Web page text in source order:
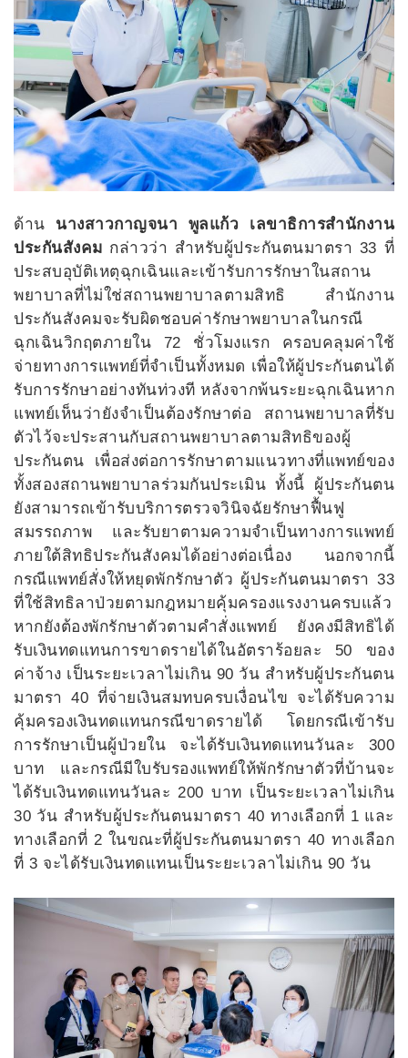
ด้าน นางสาวกาญจนา พูลแก้ว เลขาธิการสำนักงาน
ประกันสังคม กล่าวว่า สำหรับผู้ประกันตนมาตรา 33 ที่
ประสบอุบัติเหตุฉุกเฉินและเข้ารับการรักษาในสถาน
พยาบาลที่ไม่ใช่สถานพยาบาลตามสิทธิ สำนักงาน
ประกันสังคมจะรับผิดชอบค่ารักษาพยาบาลในกรณี
ฉุกเฉินวิกฤตภายใน 72 ชั่วโมงแรก ครอบคลุมค่าใช้
จ่ายทางการแพทย์ที่จำเป็นทั้งหมด เพื่อให้ผู้ประกันตนได้
รับการรักษาอย่างทันท่วงที หลังจากพ้นระยะฉุกเฉินหาก
แพทย์เห็นว่ายังจำเป็นต้องรักษาต่อ สถานพยาบาลที่รับ
ตัวไว้จะประสานกับสถานพยาบาลตามสิทธิของผู้
ประกันตน เพื่อส่งต่อการรักษาตามแนวทางที่แพทย์ของ
ทั้งสองสถานพยาบาลร่วมกันประเมิน ทั้งนี้ ผู้ประกันตน
ยังสามารถเข้ารับบริการตรวจวินิจฉัยรักษาฟื้นฟู
สมรรถภาพ และรับยาตามความจำเป็นทางการแพทย์
ภายใต้สิทธิประกันสังคมได้อย่างต่อเนื่อง นอกจากนี้
กรณีแพทย์สั่งให้หยุดพักรักษาตัว ผู้ประกันตนมาตรา 33
ที่ใช้สิทธิลาป่วยตามกฎหมายคุ้มครองแรงงานครบแล้ว
หากยังต้องพักรักษาตัวตามคำสั่งแพทย์ ยังคงมีสิทธิได้
รับเงินทดแทนการขาดรายได้ในอัตราร้อยละ 50 ของ
ค่าจ้าง เป็นระยะเวลาไม่เกิน 90 วัน สำหรับผู้ประกันตน
มาตรา 40 ที่จ่ายเงินสมทบครบเงื่อนไข จะได้รับความ
คุ้มครองเงินทดแทนกรณีขาดรายได้ โดยกรณีเข้ารับ
การรักษาเป็นผู้ป่วยใน จะได้รับเงินทดแทนวันละ 300
บาท และกรณีมีใบรับรองแพทย์ให้พักรักษาตัวที่บ้านจะ
ได้รับเงินทดแทนวันละ 200 บาท เป็นระยะเวลาไม่เกิน
30 วัน สำหรับผู้ประกันตนมาตรา 40 ทางเลือกที่ 1 และ
ทางเลือกที่ 2 ในขณะที่ผู้ประกันตนมาตรา 40 ทางเลือก
ที่ 3 จะได้รับเงินทดแทนเป็นระยะเวลาไม่เกิน 90 วัน